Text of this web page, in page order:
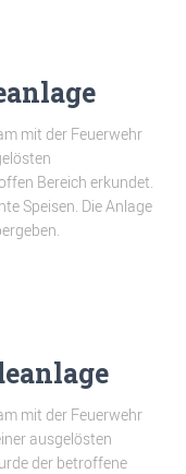
mit der Feuerwehr
Bereich erkundet.
Speisen. Die Anlage
mit der Feuerwehr
ausgelösten
der betroffene